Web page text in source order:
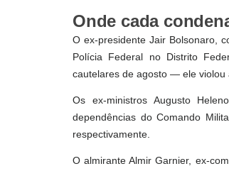
Onde cada
O ex-presidente Jair Bolsonaro,
Polícia Federal no Distrito
cautelares de agosto — ele violou
Os ex-ministros Augusto
dependências do Comando
respectivamente.
O almirante Almir Garnier, ex-